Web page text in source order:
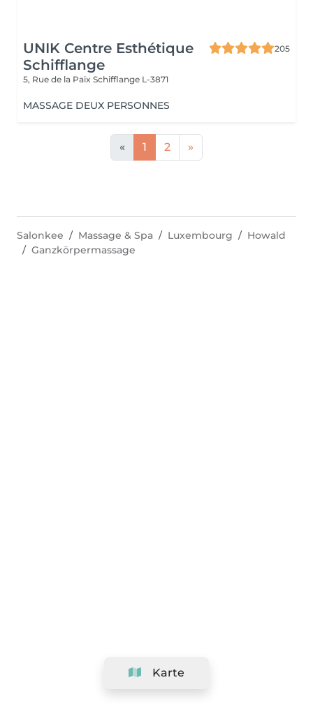
UNIK Centre Esthétique
Schifflange
205
5, Rue de la Paix Schifflange L-3871
MASSAGE DEUX PERSONNES
« 1 2 »
Karte
Salonkee Massage & Spa Luxembourg
Howald
Ganzkörpermassage